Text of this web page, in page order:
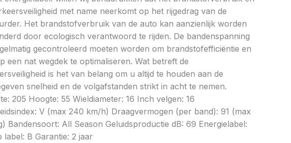
met name neerkomt op het rijgedrag van de
Het brandstofverbruik van de auto kan aanzienlijk worden
door ecologisch verantwoord te rijden. De bandenspanning
gecontroleerd moeten worden om brandstofefficiëntie en
een nat wegdek te optimaliseren. Wat betreft de
is het van belang om u altijd te houden aan de
snelheid en de volgafstanden strikt in acht te nemen.
205 Hoogte: 55 Wieldiameter: 16 Inch velgen: 16
V (max 240 km/h) Draagvermogen (per band): 91 (max
Bandensoort: All Season Geluidsproductie dB: 69 Energielabel:
label: B Garantie: 2 jaar